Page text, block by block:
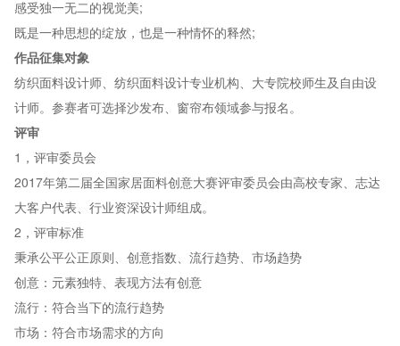
感受独一无二的视觉美;
既是一种思想的绽放，也是一种情怀的释然;
作品征集对象
纺织面料设计师、纺织面料设计专业机构、大专院校师生及自由设
计师。参赛者可选择沙发布、窗帘布领域参与报名。
评审
1，评审委员会
2017年第二届全国家居面料创意大赛评审委员会由高校专家、志达
大客户代表、行业资深设计师组成。
2，评审标准
秉承公平公正原则、创意指数、流行趋势、市场趋势
创意：元素独特、表现方法有创意
流行：符合当下的流行趋势
市场：符合市场需求的方向